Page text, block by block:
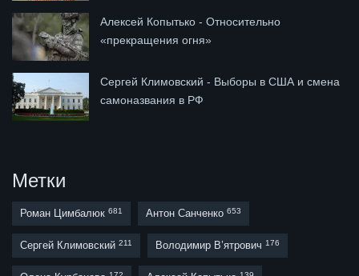
Алексей Копытько - Относительно
«прекращения огня»
Сергей Климовский - Выборы в США и смена
самоназвания в РФ
Метки
Роман Цимбалюк 681 Антон Санченко 653
Сергей Климовский 211 Володимир В’ятрович 176